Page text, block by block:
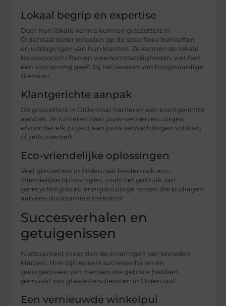
Lokaal begrip en expertise
Door hun lokale kennis kunnen glaszetters in
Oldenzaal beter inspelen op de specifieke behoeften
en uitdagingen van hun klanten. Ze kennen de lokale
bouwvoorschriften en weersomstandigheden, wat hen
een voorsprong geeft bij het leveren van hoogwaardige
diensten.
Klantgerichte aanpak
De glaszetters in Oldenzaal hanteren een klantgerichte
aanpak. Ze luisteren naar jouw wensen en zorgen
ervoor dat elk project aan jouw verwachtingen voldoet,
of zelfs overtreft.
Eco-vriendelijke oplossingen
Veel glaszetters in Oldenzaal bieden ook eco-
vriendelijke oplossingen, zoals het gebruik van
gerecycled glas en energiezuinige ramen die bijdragen
aan een duurzamere toekomst.
Succesverhalen en
getuigenissen
Niets spreekt meer dan de ervaringen van tevreden
klanten. Hier zijn enkele succesverhalen en
getuigenissen van mensen die gebruik hebben
gemaakt van glaszettersdiensten in Oldenzaal:
Een vernieuwde winkelpui